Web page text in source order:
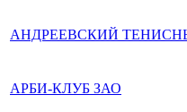
АНДРЕЕВСКИЙ
АРБИ-КЛУБ ЗАО